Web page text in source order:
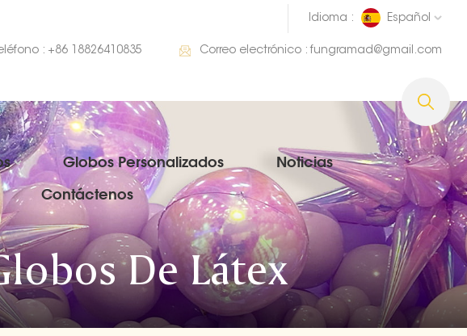
Idioma : Español
: +86 18826410835 Correo electrónico :fungramad@gmail.com
Globos Personalizados
Noticias
Contáctenos
De Látex